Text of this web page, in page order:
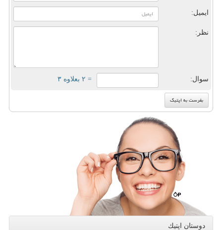
ایمیل:
نظر:
سوال: = ۲ بعلاوه ۳
دوستان اپتیك